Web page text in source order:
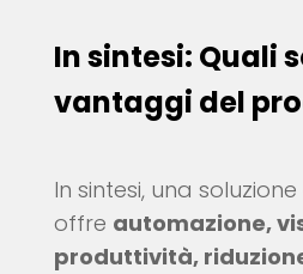
In sintesi: Quali
vantaggi del
In sintesi, una
offre automazione,
produttività,